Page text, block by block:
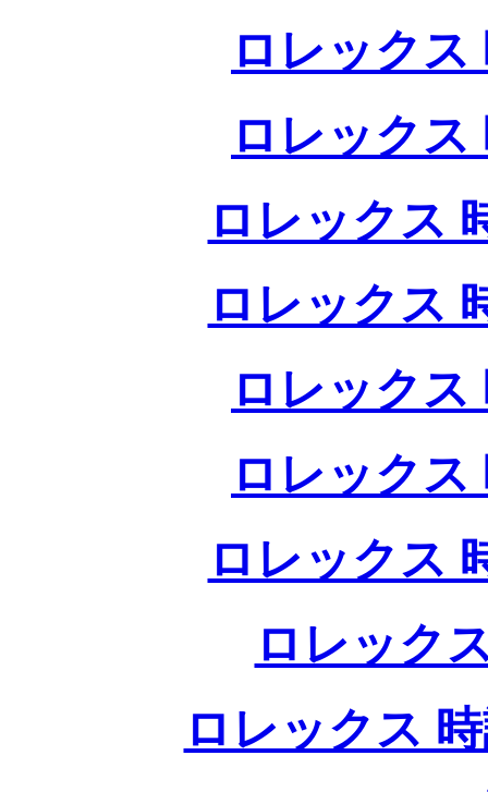
ロレックス
ロレックス
ロレックス
ロレックス
ロレックス
ロレックス
ロレックス
ロレック
ロレックス